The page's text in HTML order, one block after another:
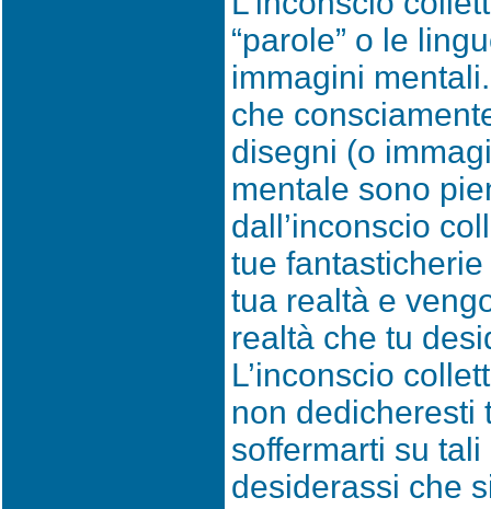
“parole” o le
immagini
che
disegni (o
mentale sono
dall’inconscio
tue
tua realtà e
realtà che tu
L’inconscio
non dedicheresti
soffermarti su
desiderassi che